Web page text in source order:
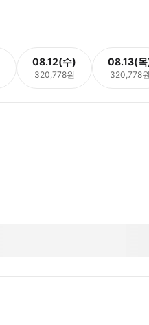
08.12(수)
320,778원
08.13(
320,778원